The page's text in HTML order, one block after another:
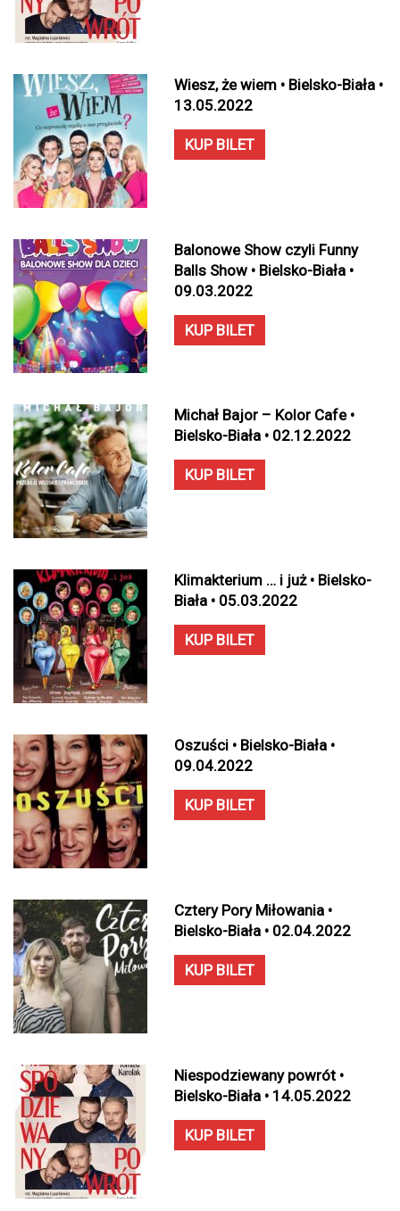
Wiesz, że wiem • Bielsko-Biała •
13.05.2022
KUP BILET
Balonowe Show czyli Funny
Balls Show • Bielsko-Biała •
09.03.2022
KUP BILET
Michał Bajor – Kolor Cafe •
Bielsko-Biała • 02.12.2022
KUP BILET
Klimakterium … i już • Bielsko-
Biała • 05.03.2022
KUP BILET
Oszuści • Bielsko-Biała •
09.04.2022
KUP BILET
Cztery Pory Miłowania •
Bielsko-Biała • 02.04.2022
KUP BILET
Niespodziewany powrót •
Bielsko-Biała • 14.05.2022
KUP BILET